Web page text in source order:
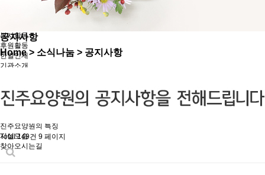
봉사활동
후원활동
한얼인재
기관소개
시설소개
인사말
진주요양원의 특징
시설모습
찾아오시는길
공지사항
Home> 소식나눔 > 공지사항
Total 149건 9 페이지